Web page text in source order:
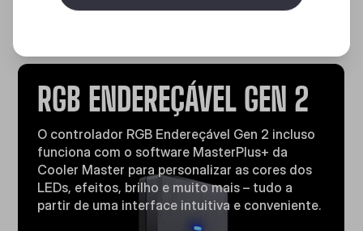
RGB ENDEREÇÁVEL GEN 2
O controlador RGB Endereçável Gen 2 incluso
funciona com o software MasterPlus+ da
Cooler Master para personalizar as cores dos
LEDs, efeitos, brilho e muito mais – tudo a
partir de uma interface intuitiva e conveniente.